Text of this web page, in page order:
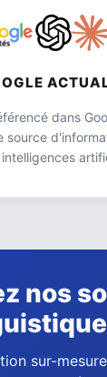
dans
source
nos
sur-